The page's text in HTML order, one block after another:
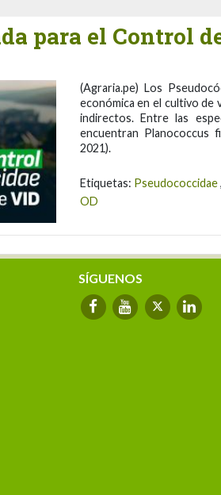
para el Control
(Agraria.pe) Los
económica en el cultivo de
indirectos. Entre las
encuentran Planococcus
2021).
Etiquetas: Pseudococcidae,
OD
SÍGUENOS